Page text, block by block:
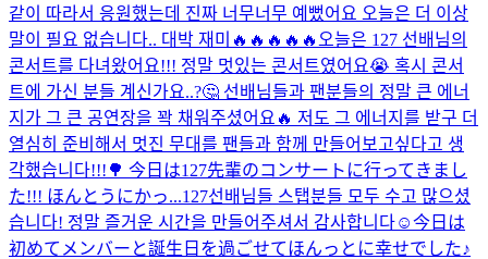
같이 따라서 응원했는데 진짜 너무너무 예뻤어요 오늘은 더 이상
말이 필요 없습니다.. 대박 재미🔥🔥🔥🔥🔥 오늘은 127 선배님의
콘서트를 다녀왔어요!!! 정말 멋있는 콘서트였어요😭 혹시 콘서
트에 가신 분들 계신가요..?🤔 선배님들과 팬분들의 정말 큰 에너
지가 그 큰 공연장을 꽉 채워주셨어요🔥 저도 그 에너지를 받구 더
열심히 준비해서 멋진 무대를 팬들과 함께 만들어보고싶다고 생
각했습니다!!!🌳 今日は127先輩のコンサートに行ってきまし
た!!! ほんとうにかっ...127선배님들 스탭분들 모두 수고 많으셨
습니다! 정말 즐거운 시간을 만들어주셔서 감사합니다☺️今日は
初めてメンバーと誕生日を過ごせてほんっとに幸せでした♪